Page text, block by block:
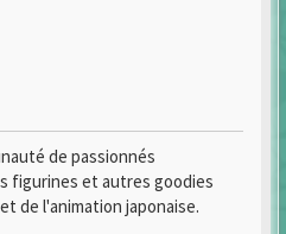
de passionnés
figurines et autres goodies
de l'animation japonaise.